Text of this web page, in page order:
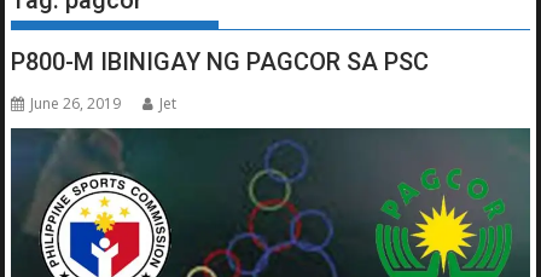
P800-M IBINIGAY NG PAGCOR SA PSC
June 26, 2019 Jet